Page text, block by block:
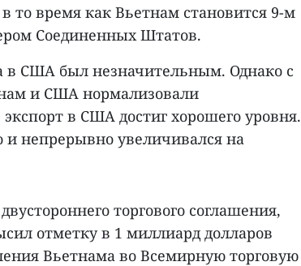
то время как Вьетнам становится 9-м
Соединенных Штатов.
в США был незначительным. Однако с
и США нормализовали
в США достиг хорошего уровня.
непрерывно увеличивался на
торгового соглашения,
отметку в 1 миллиард долларов
Вьетнама во Всемирную торговую